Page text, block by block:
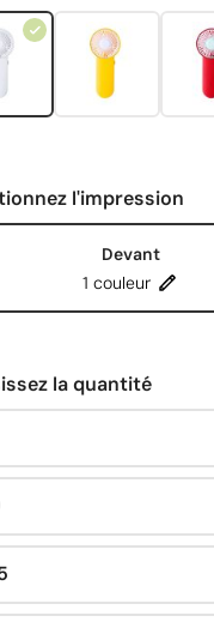
l'impression
Devant
1 couleur
la quantité